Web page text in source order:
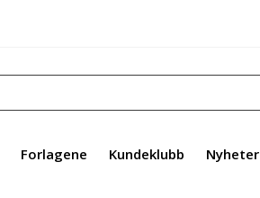
Forlagene Kundeklubb Nyheter